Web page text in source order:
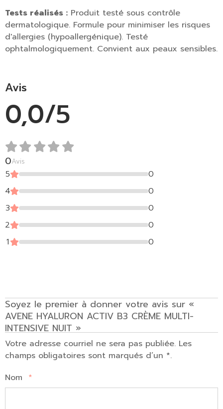
Tests réalisés : Produit testé sous contrôle
dermatologique. Formule pour minimiser les risques
d'allergies (hypoallergénique). Testé
ophtalmologiquement. Convient aux peaux sensibles.
Avis
0,0/5
0Avis
5
0
4
0
3
0
2
0
1
0
Soyez le premier à donner votre avis sur «
AVENE HYALURON ACTIV B3 CRÈME MULTI-
INTENSIVE NUIT »
Votre adresse courriel ne sera pas publiée. Les
champs obligatoires sont marqués d’un *.
Nom *